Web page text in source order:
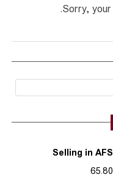
Sorry,
Selling in AFS
65.80